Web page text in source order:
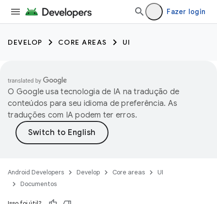
Fazer login
DEVELOP CORE AREAS UI
O Google usa tecnologia de IA na tradução de
conteúdos para seu idioma de preferência. As
traduções com IA podem ter erros.
Android Developers Develop Core areas
UI
Documentos